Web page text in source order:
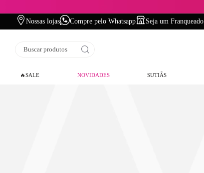
Nossas lojas Compre pelo Whatsapp Seja um Franqueado
Buscar produtos
🔥SALE NOVIDADES SUTIÃS